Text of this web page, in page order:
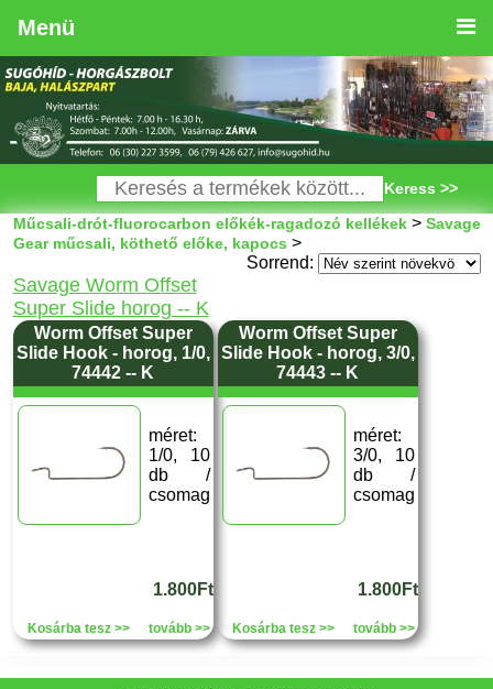
Menü
Keress >>
Műcsali-drót-fluorocarbon előkék-ragadozó kellékek> Savage
Gear műcsali, köthető előke, kapocs >
Sorrend:
Savage Worm Offset
Super Slide horog -- K
Worm Offset Super
Slide Hook - horog, 1/0,
74442 -- K
méret:
1/0, 10
db /
csomag
1.800Ft
Kosárba tesz >> tovább >>
Worm Offset Super
Slide Hook - horog, 3/0,
74443 -- K
méret:
3/0, 10
db /
csomag
1.800Ft
Kosárba tesz >> tovább >>